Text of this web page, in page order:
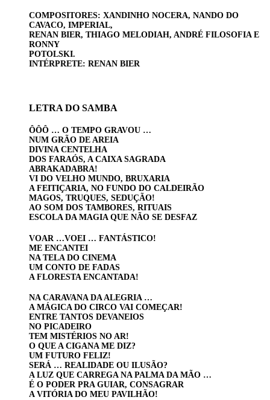
COMPOSITORES: XANDINHO NOCERA, NANDO DO
CAVACO, IMPERIAL,
RENAN BIER, THIAGO MELODIAH, ANDRÉ FILOSOFIA E
RONNY
POTOLSKI.
INTÉRPRETE: RENAN BIER
LETRA DO SAMBA
ÔÔÔ … O TEMPO GRAVOU …
NUM GRÃO DE AREIA
DIVINA CENTELHA
DOS FARAÓS, A CAIXA SAGRADA
ABRAKADABRA!
VI DO VELHO MUNDO, BRUXARIA
A FEITIÇARIA, NO FUNDO DO CALDEIRÃO
MAGOS, TRUQUES, SEDUÇÃO!
AO SOM DOS TAMBORES, RITUAIS
ESCOLA DA MAGIA QUE NÃO SE DESFAZ
VOAR …VOEI … FANTÁSTICO!
ME ENCANTEI
NA TELA DO CINEMA
UM CONTO DE FADAS
A FLORESTA ENCANTADA!
NA CARAVANA DA ALEGRIA …
A MÁGICA DO CIRCO VAI COMEÇAR!
ENTRE TANTOS DEVANEIOS
NO PICADEIRO
TEM MISTÉRIOS NO AR!
O QUE A CIGANA ME DIZ?
UM FUTURO FELIZ!
SERÁ … REALIDADE OU ILUSÃO?
A LUZ QUE CARREGA NA PALMA DA MÃO …
É O PODER PRA GUIAR, CONSAGRAR
A VITÓRIA DO MEU PAVILHÃO!